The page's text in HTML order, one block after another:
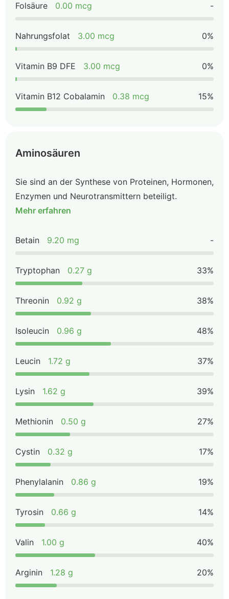
Folsäure 0.00 mcg -
Nahrungsfolat 3.00 mcg 0%
Vitamin B9 DFE 3.00 mcg 0%
Vitamin B12 Cobalamin 0.38 mcg 15%
Aminosäuren
Sie sind an der Synthese von Proteinen, Hormonen,
Enzymen und Neurotransmittern beteiligt.
Mehr erfahren
Betain 9.20 mg -
Tryptophan 0.27 g 33%
Threonin 0.92 g 38%
Isoleucin 0.96 g 48%
Leucin 1.72 g 37%
Lysin 1.62 g 39%
Methionin 0.50 g 27%
Cystin 0.32 g 17%
Phenylalanin 0.86 g 19%
Tyrosin 0.66 g 14%
Valin 1.00 g 40%
Arginin 1.28 g 20%